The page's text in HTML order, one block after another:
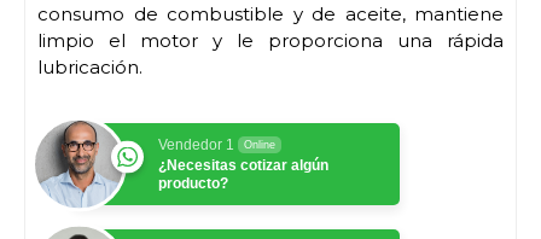
consumo de combustible y de aceite, mantiene
limpio el motor y le proporciona una rápida
lubricación.
Vendedor 1 Online
¿Necesitas cotizar algún
producto?